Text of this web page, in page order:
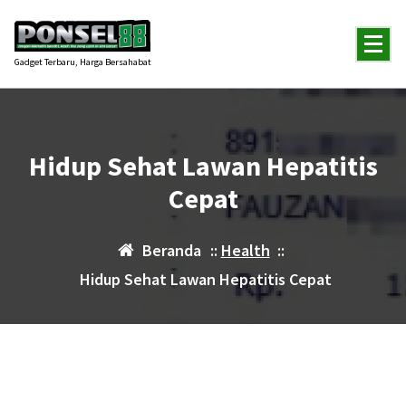
konten
Gadget Terbaru, Harga Bersahabat
Hidup Sehat Lawan Hepatitis
Cepat
Beranda :: Health ::
Hidup Sehat Lawan Hepatitis Cepat